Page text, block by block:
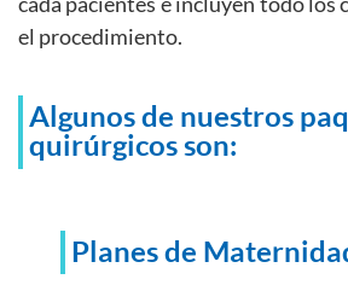
el procedimiento.
Algunos de nuestros
quirúrgicos son:
Planes de